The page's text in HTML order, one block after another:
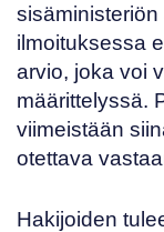
ilmoituksessa
arvio, joka voi
määrittelyssä.
viimeistään
otettava
Hakijoiden